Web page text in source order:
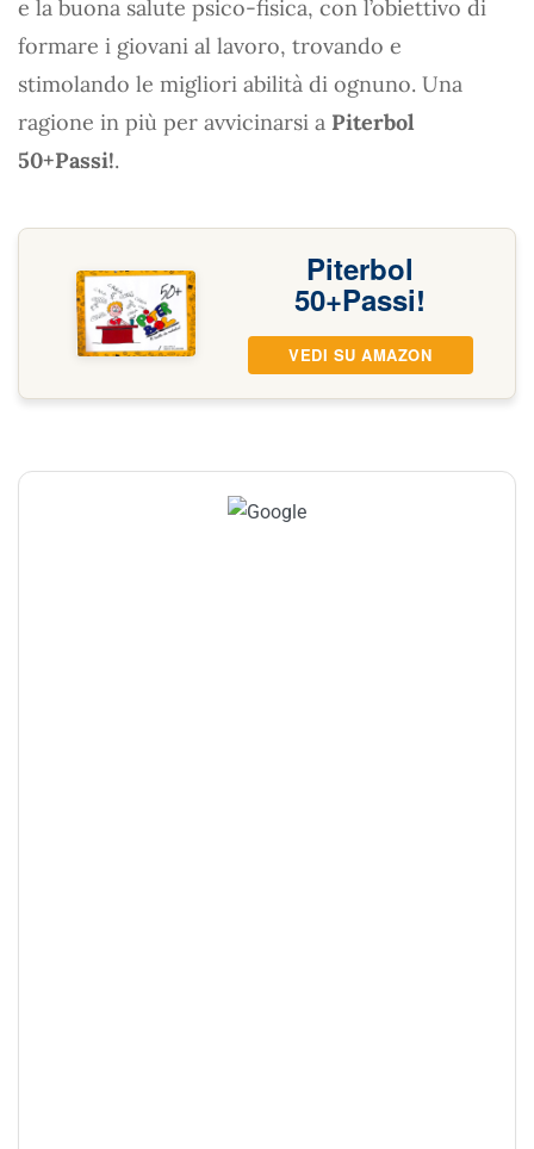
e la buona salute psico-fisica, con l’obiettivo di
formare i giovani al lavoro, trovando e
stimolando le migliori abilità di ognuno. Una
ragione in più per avvicinarsi a Piterbol
50+Passi!.
Piterbol
50+Passi!
VEDI SU AMAZON